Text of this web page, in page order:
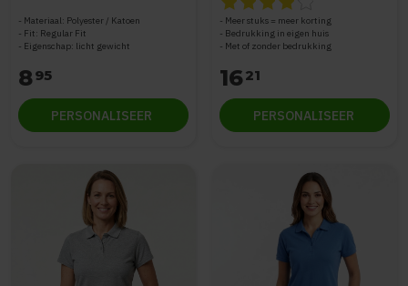
Materiaal: Polyester / Katoen
Fit: Regular Fit
Eigenschap: licht gewicht
895
PERSONALISEER
Meer stuks = meer korting
Bedrukking in eigen huis
Met of zonder bedrukking
1621
PERSONALISEER